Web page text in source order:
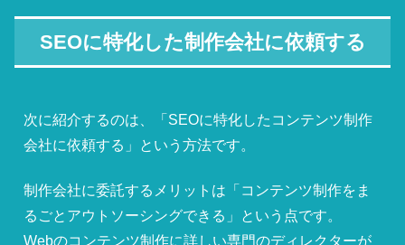
SEOに特化した制作会社に依頼する
次に紹介するのは、「SEOに特化したコンテンツ制作
会社に依頼する」という方法です。
制作会社に委託するメリットは「コンテンツ制作をま
るごとアウトソーシングできる」という点です。
Webのコンテンツ制作に詳しい専門のディレクターが